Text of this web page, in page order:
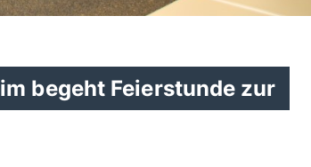
begeht Feierstunde zur